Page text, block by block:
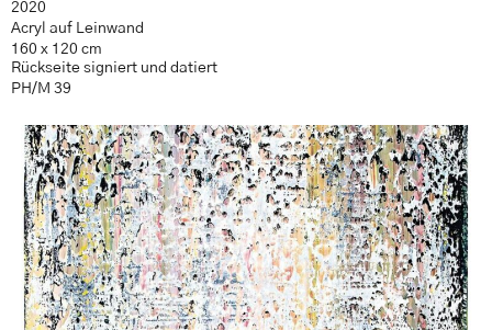
2020
Acryl auf Leinwand
160 x 120 cm
Rückseite signiert und datiert
PH/M 39